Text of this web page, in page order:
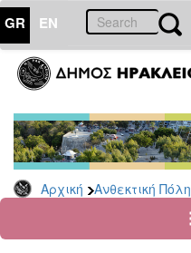
GR EN
Αρχική Ανθεκτική Πόλη
ΑΝΘΕΚΤΙΚΗ
ΠΟΛΗ
Κοινωνική
Πολιτική
Νέα
Ανακοινώσεις